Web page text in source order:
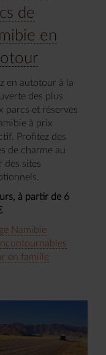
de
en
en autotour à la
des plus
parcs et réserves
à prix
Profitez des
de charme au
des sites
à partir de 6
Namibie
en famille